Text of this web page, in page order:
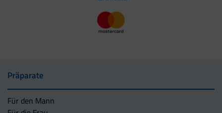
Präparate
Für den Mann